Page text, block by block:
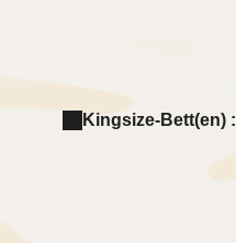
Kingsize-Bett(en) :